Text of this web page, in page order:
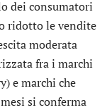
dei consumatori
ridotto le vendite
moderata
fra i marchi
e marchi che
si conferma